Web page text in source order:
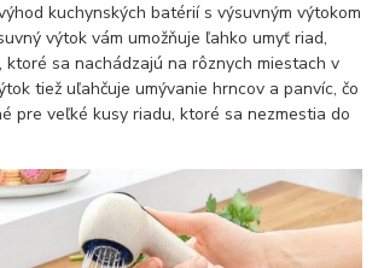
kuchynských batérií s výsuvným výtokom
výtok vám umožňuje ľahko umyť riad,
ktoré sa nachádzajú na rôznych miestach v
tiež uľahčuje umývanie hrncov a panvíc, čo
pre veľké kusy riadu, ktoré sa nezmestia do